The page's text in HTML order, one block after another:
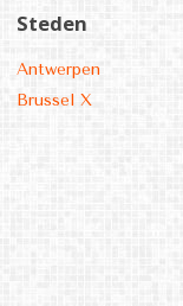
Steden
Antwerpen
Brussel X